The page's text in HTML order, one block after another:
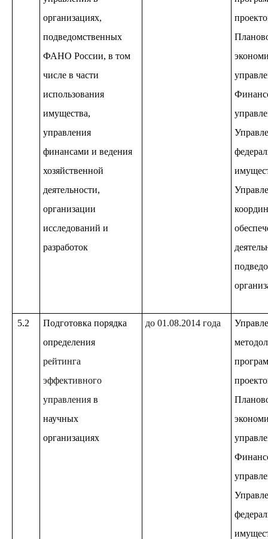
организациях,
подведомственных
ФАНО России, в том
числе в части
использования
имущества,
управления
финансами и ведения
хозяйственной
деятельности,
организации
исследований и
разработок
5.2
Подготовка порядка
определения
рейтинга
эффективного
управления в
научных
организациях
до 01.08.2014 года